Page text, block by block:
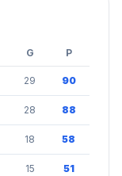
G P
29 90
28 88
18 58
15 51